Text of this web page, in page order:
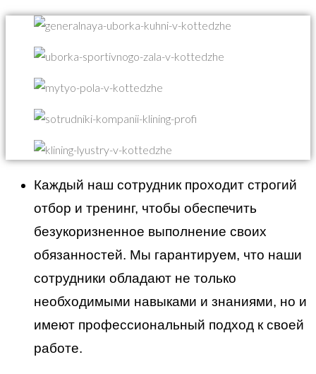
Каждый наш сотрудник проходит строгий
отбор и тренинг, чтобы обеспечить
безукоризненное выполнение своих
обязанностей. Мы гарантируем, что наши
сотрудники обладают не только
необходимыми навыками и знаниями, но и
имеют профессиональный подход к своей
работе.